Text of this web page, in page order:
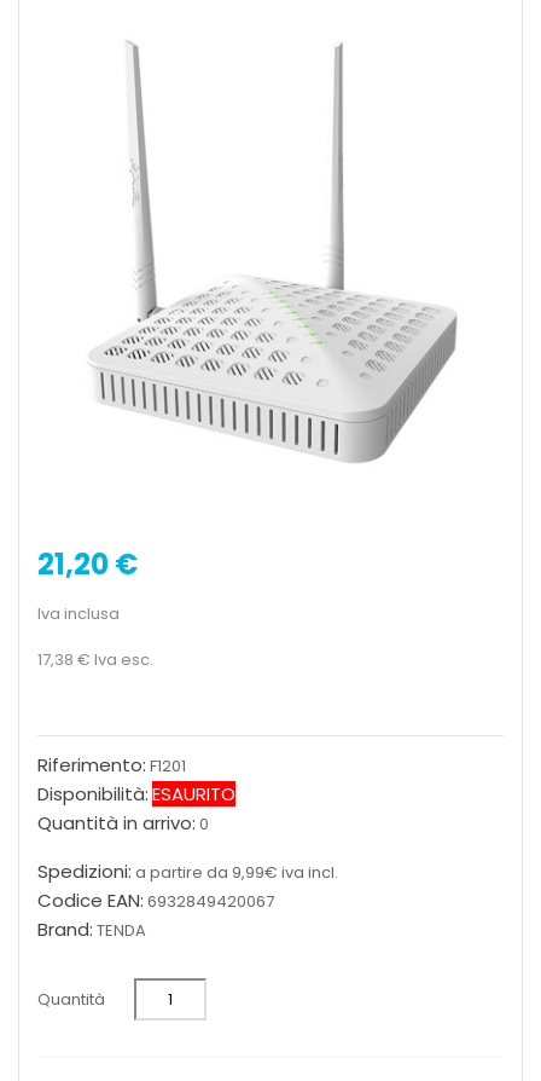
21,20 €
Iva inclusa
17,38 € Iva esc.
Riferimento: F1201
Disponibilità:ESAURITO
Quantità in arrivo: 0
Spedizioni: a partire da 9,99€ iva incl.
Codice EAN: 6932849420067
Brand: TENDA
Quantità